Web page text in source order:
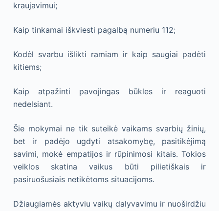
kraujavimui;
Kaip tinkamai iškviesti pagalbą numeriu 112;
Kodėl svarbu išlikti ramiam ir kaip saugiai padėti
kitiems;
Kaip atpažinti pavojingas būkles ir reaguoti
nedelsiant.
Šie mokymai ne tik suteikė vaikams svarbių žinių,
bet ir padėjo ugdyti atsakomybę, pasitikėjimą
savimi, mokė empatijos ir rūpinimosi kitais. Tokios
veiklos skatina vaikus būti pilietiškais ir
pasiruošusiais netikėtoms situacijoms.
Džiaugiamės aktyviu vaikų dalyvavimu ir nuoširdžiu